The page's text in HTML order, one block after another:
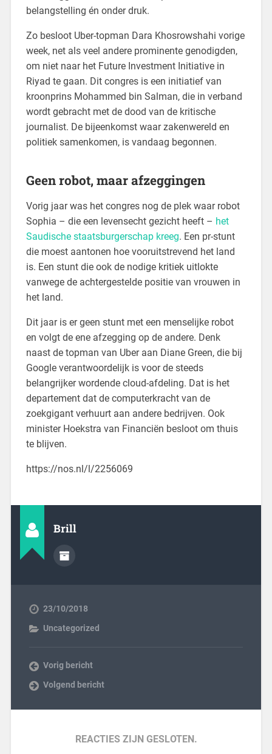
belangstelling én onder druk.
Zo besloot Uber-topman Dara Khosrowshahi vorige
week, net als veel andere prominente genodigden,
om niet naar het Future Investment Initiative in
Riyad te gaan. Dit congres is een initiatief van
kroonprins Mohammed bin Salman, die in verband
wordt gebracht met de dood van de kritische
journalist. De bijeenkomst waar zakenwereld en
politiek samenkomen, is vandaag begonnen.
Geen robot, maar afzeggingen
Vorig jaar was het congres nog de plek waar robot
Sophia – die een levensecht gezicht heeft – het
Saudische staatsburgerschap kreeg. Een pr-stunt
die moest aantonen hoe vooruitstrevend het land
is. Een stunt die ook de nodige kritiek uitlokte
vanwege de achtergestelde positie van vrouwen in
het land.
Dit jaar is er geen stunt met een menselijke robot
en volgt de ene afzegging op de andere. Denk
naast de topman van Uber aan Diane Green, die bij
Google verantwoordelijk is voor de steeds
belangrijker wordende cloud-afdeling. Dat is het
departement dat de computerkracht van de
zoekgigant verhuurt aan andere bedrijven. Ook
minister Hoekstra van Financiën besloot om thuis
te blijven.
https://nos.nl/l/2256069
Brill
23/10/2018
Uncategorized
Vorig bericht
Volgend bericht
REACTIES ZIJN GESLOTEN.